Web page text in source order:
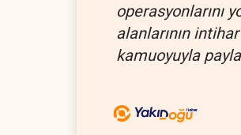
operasyonlarını
alanlarının
kamuoyuyla